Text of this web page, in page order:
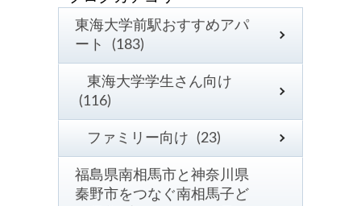
東海大学前駅おすすめアパ
ート (183)
東海大学学生さん向け
(116)
ファミリー向け (23)
福島県南相馬市と神奈川県
秦野市をつなぐ南相馬子ど